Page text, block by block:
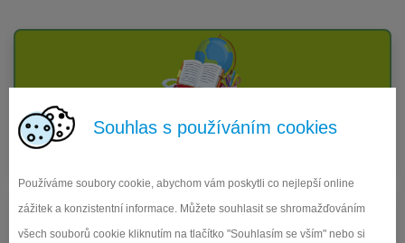
Souhlas s používáním cookies
Používáme soubory cookie, abychom vám poskytli co nejlepší online
zážitek a konzistentní informace. Můžete souhlasit se shromažďováním
všech souborů cookie kliknutím na tlačítko "Souhlasím se vším" nebo si
Elektronická ŽK
Vstup do systému Edookit pro žáky a rodiče